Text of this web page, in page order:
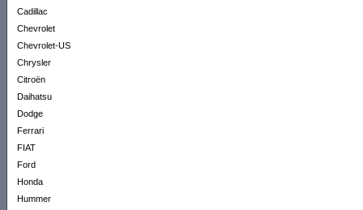
Cadillac
Chevrolet
Chevrolet-US
Chrysler
Citroën
Daihatsu
Dodge
Ferrari
FIAT
Ford
Honda
Hummer